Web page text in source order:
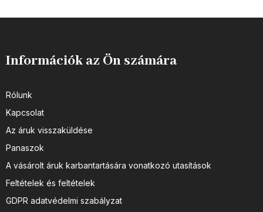
Információk az Ön számára
Rólunk
Kapcsolat
Az áruk visszaküldése
Panaszok
A vásárolt áruk karbantartására vonatkozó utasítások
Feltételek és feltételek
GDPR adatvédelmi szabályzat